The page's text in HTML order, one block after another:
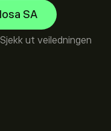
SA
ut veiledningen